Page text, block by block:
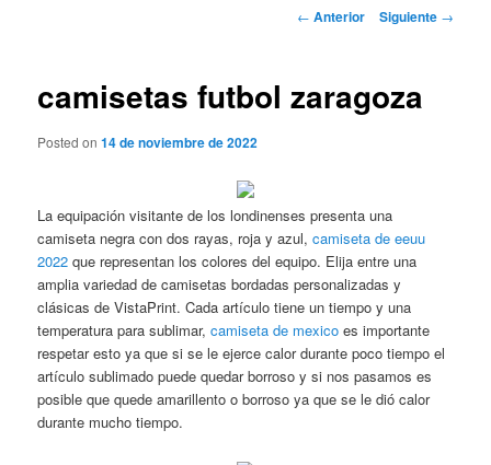
Navegación
← Anterior Siguiente →
camisetas futbol zaragoza
Posted on14 de noviembre de 2022
La equipación visitante de los londinenses presenta una
camiseta negra con dos rayas, roja y azul,camiseta de eeuu
2022 que representan los colores del equipo. Elija entre una
amplia variedad de camisetas bordadas personalizadas y
clásicas de VistaPrint. Cada artículo tiene un tiempo y una
temperatura para sublimar,camiseta de mexico es importante
respetar esto ya que si se le ejerce calor durante poco tiempo el
artículo sublimado puede quedar borroso y si nos pasamos es
posible que quede amarillento o borroso ya que se le dió calor
durante mucho tiempo.